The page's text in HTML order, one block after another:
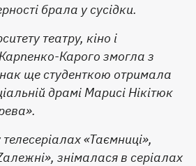
брала у сусідки.
театру, кіно і
Карого змогла з
ще студенткою отримала
драмі Марисі Нікітюк
«Таємниці»,
знімалася в серіалах